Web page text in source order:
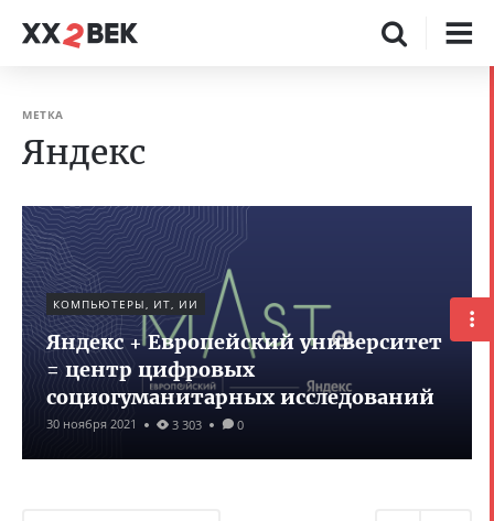
МЕТКА
Яндекс
КОМПЬЮТЕРЫ, ИТ, ИИ
Яндекс + Европейский университет
= центр цифровых
социогуманитарных исследований
30 ноября 2021 3 303 0